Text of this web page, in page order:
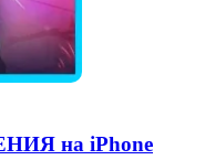
на iPhone